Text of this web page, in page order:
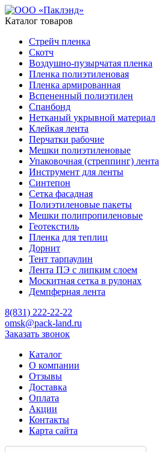
Каталог товаров
Стрейч пленка
Скотч
Воздушно-пузырчатая пленка
Пленка полиэтиленовая
Пленка армированная
Вспененный полиэтилен
Спанбонд
Нетканый укрывной материал
Клейкая лента
Перчатки рабочие
Мешки полиэтиленовые
Упаковочная (стреппинг) лента
Инструмент для ленты
Синтепон
Сетка фасадная
Полиэтиленовые пакеты
Мешки полипропиленовые
Геотекстиль
Пленка для теплиц
Дорнит
Тент тарпаулин
Лента ПЭ с липким слоем
Москитная сетка в рулонах
Демпферная лента
8(831) 222-22-22
omsk@pack-land.ru
Заказать звонок
Каталог
О компании
Отзывы
Доставка
Оплата
Акции
Контакты
Карта сайта